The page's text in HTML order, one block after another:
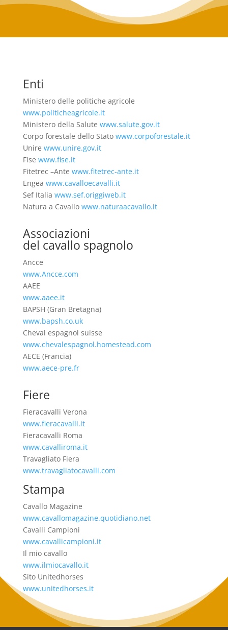
Enti
Ministero delle politiche agricole
www.politicheagricole.it
Ministero della Salute www.salute.gov.it
Corpo forestale dello Stato www.corpoforestale.it
Unire www.unire.gov.it
Fise www.fise.it
Fitetrec –Ante www.fitetrec-ante.it
Engea www.cavalloecavalli.it
Sef Italia www.sef.origgiweb.it
Natura a Cavallo www.naturaacavallo.it
Associazioni
del cavallo spagnolo
Ancce
www.Ancce.com
AAEE
www.aaee.it
BAPSH (Gran Bretagna)
www.bapsh.co.uk
Cheval espagnol suisse
www.chevalespagnol.homestead.com
AECE (Francia)
www.aece-pre.fr
Fiere
Fieracavalli Verona
www.fieracavalli.it
Fieracavalli Roma
www.cavalliroma.it
Travagliato Fiera
www.travagliatocavalli.com
Stampa
Cavallo Magazine
www.cavallomagazine.quotidiano.net
Cavalli Campioni
www.cavallicampioni.it
Il mio cavallo
www.ilmiocavallo.it
Sito Unitedhorses
www.unitedhorses.it